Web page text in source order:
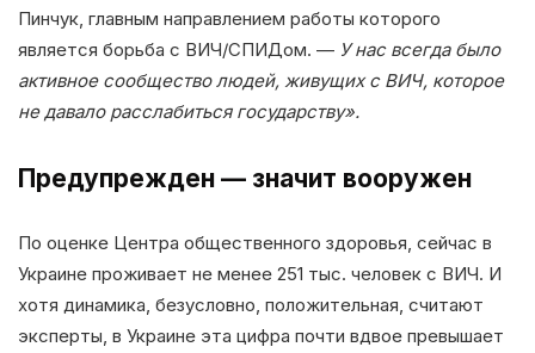
Пинчук, главным направлением работы которого
является борьба с ВИЧ/СПИДом. — У нас всегда было
активное сообщество людей, живущих с ВИЧ, которое
не давало расслабиться государству».
Предупрежден — значит вооружен
По оценке Центра общественного здоровья, сейчас в
Украине проживает не менее 251 тыс. человек с ВИЧ. И
хотя динамика, безусловно, положительная, считают
эксперты, в Украине эта цифра почти вдвое превышает